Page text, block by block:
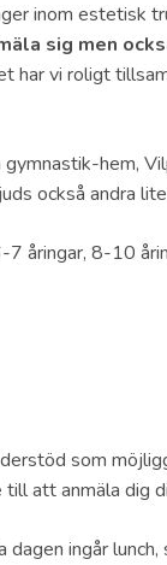
inom estetisk
sig men
har vi roligt
hem,
också andra
7 åringar, 8-10
som
att anmäla dig
ingår